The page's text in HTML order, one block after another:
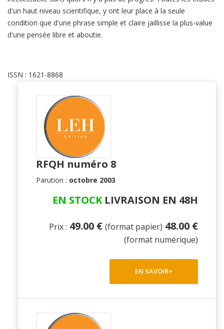
d'un haut niveau scientifique, y ont leur place à la seule
condition que d'une phrase simple et claire jaillisse la plus-value
d'une pensée libre et aboutie.
ISSN : 1621-8868
RFQH numéro 8
Parution : octobre 2003
EN STOCKLIVRAISON EN 48H
Prix : 49.00 € (format papier) 48.00 €
(format numérique)
EN SAVOIR+